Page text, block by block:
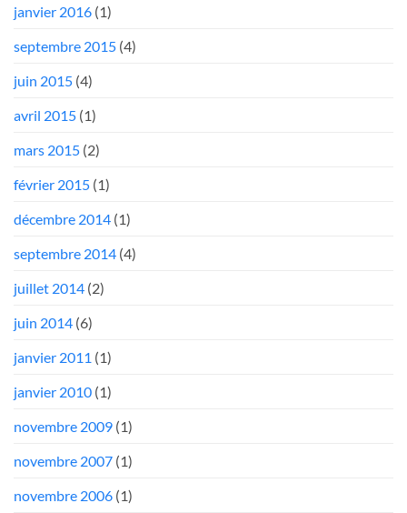
janvier 2016 (1)
septembre 2015 (4)
juin 2015 (4)
avril 2015 (1)
mars 2015 (2)
février 2015 (1)
décembre 2014 (1)
septembre 2014 (4)
juillet 2014 (2)
juin 2014 (6)
janvier 2011 (1)
janvier 2010 (1)
novembre 2009 (1)
novembre 2007 (1)
novembre 2006 (1)